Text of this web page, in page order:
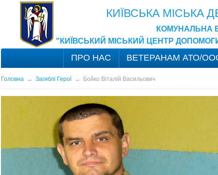
КИЇВСЬКА МІСЬКА
КОМУНАЛЬНА
"КИЇВСЬКИЙ МІСЬКИЙ ЦЕНТР
ПРО НАС ВЕТЕРАНАМ АТО/
Головна→ Загиблі Герої→ Бойко Віталій Васильович